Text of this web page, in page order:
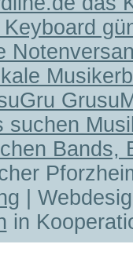
suchen
Bands,
|
in